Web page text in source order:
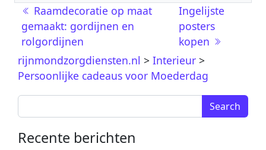
Berichtnavigatie
Raamdecoratie op maat
gemaakt: gordijnen en
rolgordijnen
Ingelijste
posters
kopen
rijnmondzorgdiensten.nl > Interieur >
Persoonlijke cadeaus voor Moederdag
Search for:
Recente berichten